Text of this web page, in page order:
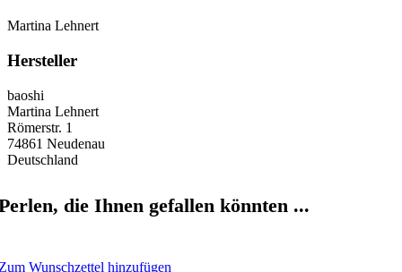
Martina Lehnert
Hersteller
baoshi
Martina Lehnert
Römerstr. 1
74861 Neudenau
Deutschland
die Ihnen gefallen könnten ...
Wunschzettel hinzufügen